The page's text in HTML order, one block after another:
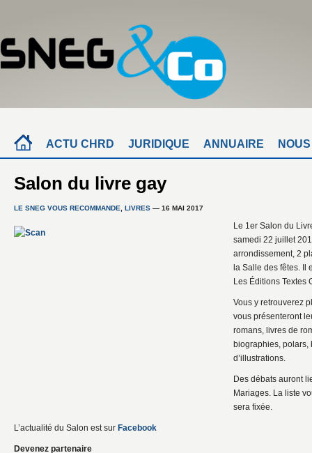
ACTU CHRD JURIDIQUE ANNUAIRE
Salon du livre gay
LE SNEG VOUS RECOMMANDE LIVRES — 16 MAI 2017
Le 1er Salon du
samedi 22 juillet
arrondissement, 2
la Salle des fêtes. Il
Les Éditions Textes
Vous y retrouverez
vous présenteront
romans, livres de
biographies, polars,
d’illustrations.
Des débats auront
Mariages. La liste
sera fixée.
L’actualité du Salon est sur Facebook
Devenez partenaire